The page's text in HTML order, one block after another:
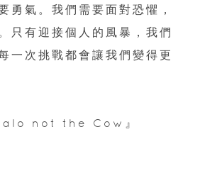
勇氣。我們需要面對恐懼，
只有迎接個人的風暴，我們
一次挑戰都會讓我們變得更
not the Cow』